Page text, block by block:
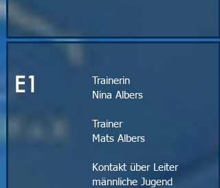
E1
Trainerin
Nina Albers
Trainer
Mats Albers
Kontakt über Leiter
männliche Jugend